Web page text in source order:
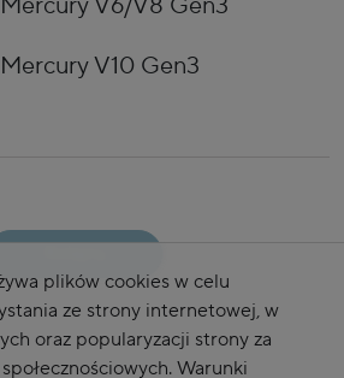
plików cookies w celu
ze strony internetowej, w
oraz popularyzacji strony za
Warunki
V10 Gen3